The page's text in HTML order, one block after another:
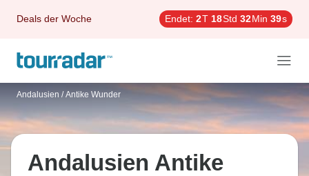
Deals der Woche Endet: 2T 18Std 32Min 38s
Andalusien / Antike Wunder
Andalusien Antike